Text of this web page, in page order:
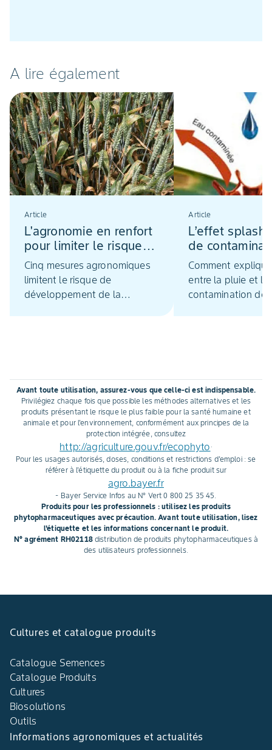
A lire également
Article
L'agronomie en renfort
pour limiter le risque
septoriose
Cinq mesures agronomiques
limitent le risque de
développement de la
densité de semis, ainsi que le
contrôle du volume de
feuillage grâce au pilotage de
la fertilisation azotée,
complètent ces deux actions
prioritaires.
Article
L’effet
de
septoriose
Comment
entre la pluie et la
contamination
spores, en
pycnidiospores.
et moyens de
septoriose.
Avant toute utilisation, assurez-vous que celle-ci est indispensable.
Privilégiez chaque fois que possible les méthodes alternatives et les
produits présentant le risque le plus faible pour la santé humaine et
animale et pour l'environnement, conformément aux principes de la
protection intégrée, consultez
http://agriculture.gouv.fr/ecophyto .
Pour les usages autorisés, doses, conditions et restrictions d'emploi : se
référer à l'étiquette du produit ou à la fiche produit sur
agro.bayer.fr
- Bayer Service Infos au N° Vert 0 800 25 35 45.
Produits pour les professionnels : utilisez les produits
phytopharmaceutiques avec précaution. Avant toute utilisation, lisez
l'étiquette et les informations concernant le produit.
N° agrément RH02118distribution de produits phytopharmaceutiques à
des utilisateurs professionnels.
Cultures et catalogue produits
Catalogue Semences
Catalogue Produits
Cultures
Biosolutions
Outils
Informations agronomiques et actualités